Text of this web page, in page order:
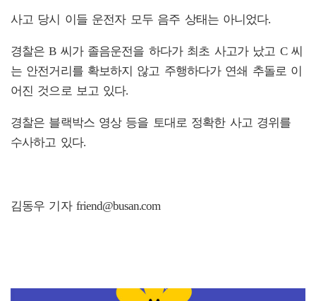
사고 당시 이들 운전자 모두 음주 상태는 아니었다.
경찰은 B 씨가 졸음운전을 하다가 최초 사고가 났고 C 씨
는 안전거리를 확보하지 않고 주행하다가 연쇄 추돌로 이
어진 것으로 보고 있다.
경찰은 블랙박스 영상 등을 토대로 정확한 사고 경위를
수사하고 있다.
김동우 기자 friend@busan.com